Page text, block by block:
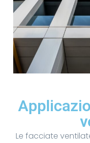
Le facciate